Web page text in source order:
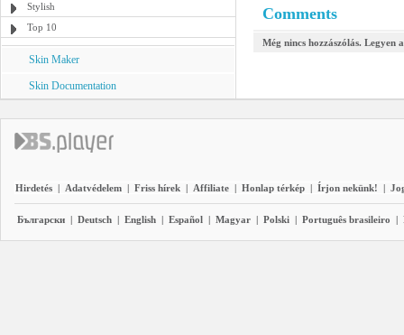
Stylish
Top 10
Skin Maker
Skin Documentation
Comments
Még nincs hozzászólás. Legyen
Hirdetés | Adatvédelem | Friss hírek | Affiliate | Honlap térkép | Írjon nekünk! |
Български | Deutsch | English | Español | Magyar | Polski | Português brasileiro |